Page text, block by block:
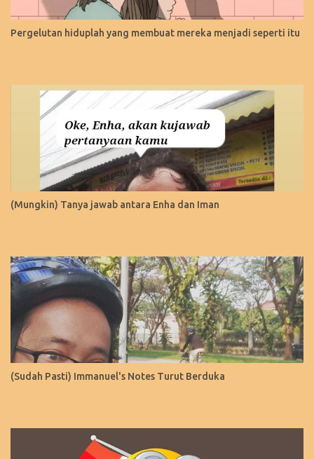
Pergelutan hiduplah yang membuat mereka menjadi seperti itu
(Mungkin) Tanya jawab antara Enha dan Iman
(Sudah Pasti) Immanuel's Notes Turut Berduka